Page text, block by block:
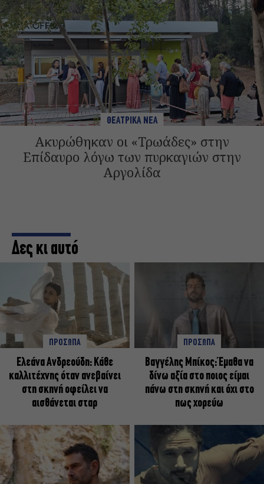
ΘΕΑΤΡΙΚΑ ΝΕΑ
Ακυρώθηκαν οι «Τρωάδες» στην
Επίδαυρο λόγω των πυρκαγιών στην
Αργολίδα
Δες κι αυτό
ΠΡΟΣΩΠΑ
Ελεάνα Ανδρεούδη: Κάθε
καλλιτέχνης όταν ανεβαίνει
στη σκηνή οφείλει να
αισθάνεται σταρ
ΠΡΟΣΩΠΑ
Βαγγέλης Μπίκος: Έμαθα να
δίνω αξία στο ποιος είμαι
πάνω στη σκηνή και όχι στο
πως χορεύω